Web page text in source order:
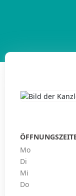
Mo
Di
Mi
Do